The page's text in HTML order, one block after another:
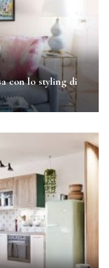
con lo styling di